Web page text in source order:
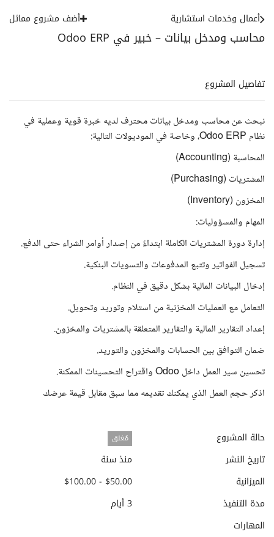
محاسب ومدخل بيانات – خبير في Odoo ERP
أعمال وخدمات استشارية أضف مشروع مماثل
تفاصيل المشروع
نبحث عن محاسب ومدخل بيانات محترف لديه خبرة قوية وعملية في
نظام Odoo ERP، وخاصة في الموديولات التالية:
المحاسبة (Accounting)
المشتريات (Purchasing)
المخزون (Inventory)
المهام والمسؤوليات:
إدارة دورة المشتريات الكاملة ابتداءً من إصدار أوامر الشراء حتى الدفع.
تسجيل الفواتير وتتبع المدفوعات والتسويات البنكية.
إدخال البيانات المالية بشكل دقيق في النظام.
التعامل مع العمليات المخزنية من استلام وتوريد وتحويل.
إعداد التقارير المالية والتقارير المتعلقة بالمشتريات والمخزون.
ضمان التوافق بين الحسابات والمخزون والتوريد.
تحسين سير العمل داخل Odoo واقتراح التحسينات الممكنة.
اذكر حجم العمل الذي يمكنك تقديمه مما سبق مقابل قيمة عرضك
حالة المشروع مُغلق
تاريخ النشر
منذ سنة
الميزانية
$50.00 - $100.00
مدة التنفيذ
3 أيام
المهارات